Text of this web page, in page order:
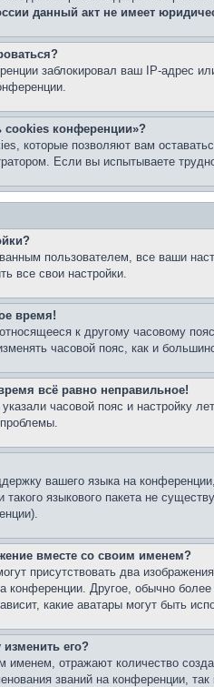
данный акт не имеет
заблокировал ваш IP-адрес
cookies конференции»?
которые позволяют вам
Если вы испытываете
пользователем, все ваши
все свои настройки.
время!
к другому часовому
часовой пояс, как и
всё равно неправильное!
часовой пояс и настройку
вашего языка на
такого языкового пакета не
вместе со своим именем?
присутствовать два
конференции. Другое, обычно
какие аватары могут быть
изменить его?
отражают количество
званий на конференции,